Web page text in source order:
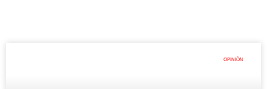
OPINIÓN